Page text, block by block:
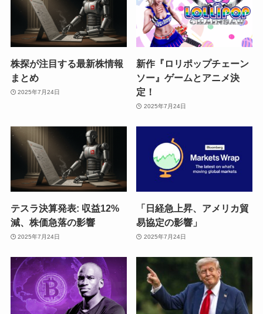
株探が注目する最新株情報
まとめ
2025年7月24日
新作『ロリポップチェーン
ソー』ゲームとアニメ決
定！
2025年7月24日
テスラ決算発表: 収益12%
減、株価急落の影響
2025年7月24日
「日経急上昇、アメリカ貿
易協定の影響」
2025年7月24日